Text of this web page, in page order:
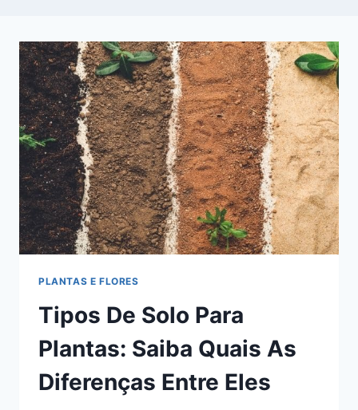
PLANTAS E FLORES
Tipos De Solo Para
Plantas: Saiba Quais As
Diferenças Entre Eles